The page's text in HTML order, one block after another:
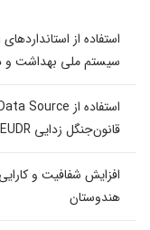
سیستم ملی بهداشت و
قانون‌جنگل زدایی EUDR
افزایش شفافیت و
هندوستان